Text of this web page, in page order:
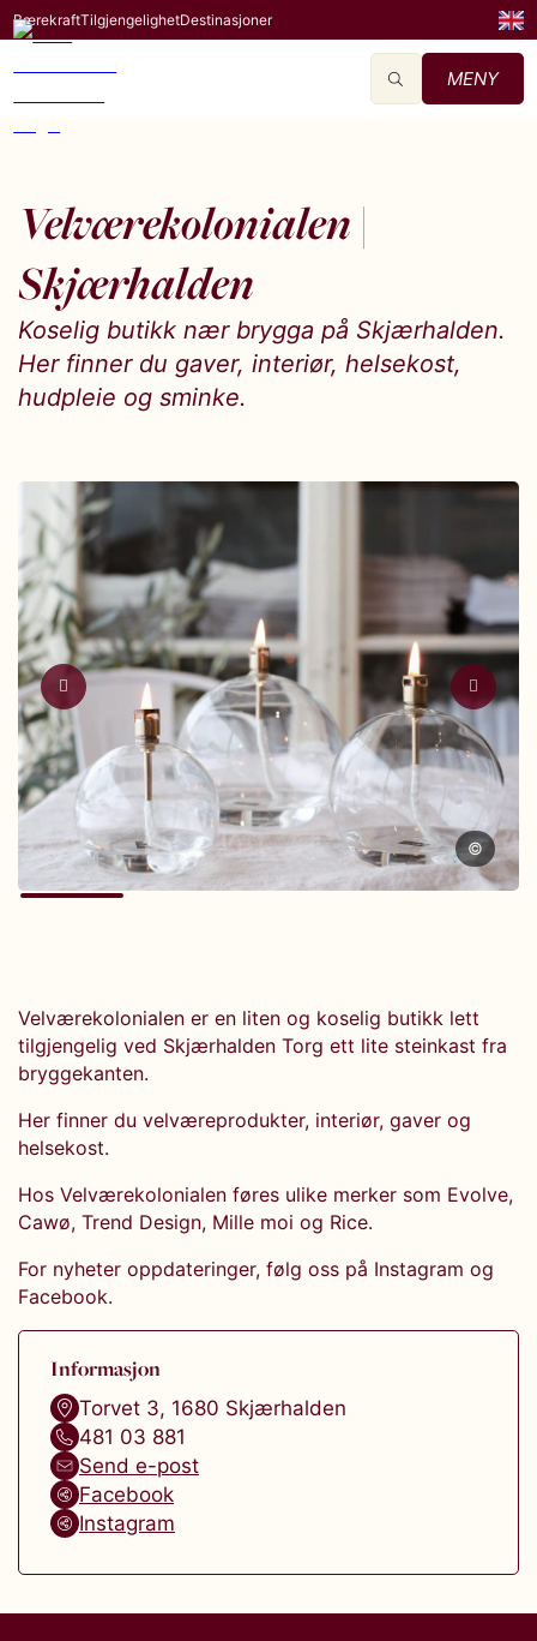
BærekraftTilgjengelighetDestinasjoner
MENY
Velværekolonialen |
Skjærhalden
Koselig butikk nær brygga på Skjærhalden.
Her finner du gaver, interiør, helsekost,
hudpleie og sminke.
©
Velværekolonialen er en liten og koselig butikk lett
tilgjengelig ved Skjærhalden Torg ett lite steinkast fra
bryggekanten.
Her finner du velværeprodukter, interiør, gaver og
helsekost.
Hos Velværekolonialen føres ulike merker som Evolve,
Cawø, Trend Design, Mille moi og Rice.
For nyheter oppdateringer, følg oss på Instagram og
Facebook.
Informasjon
Torvet 3, 1680 Skjærhalden
481 03 881
Send e-post
Facebook
Instagram